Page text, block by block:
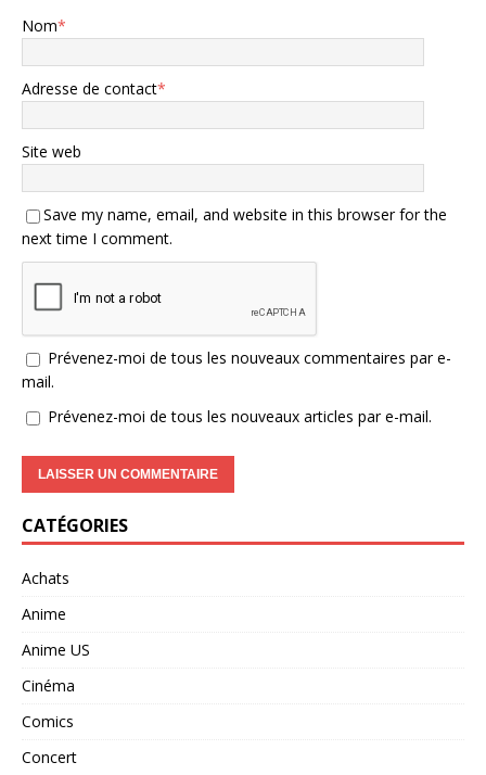
Nom*
Adresse de contact*
Site web
Save my name, email, and website in this browser for the
next time I comment.
Prévenez-moi de tous les nouveaux commentaires par e-
mail.
Prévenez-moi de tous les nouveaux articles par e-mail.
CATÉGORIES
Achats
Anime
Anime US
Cinéma
Comics
Concert